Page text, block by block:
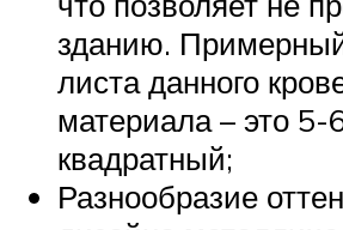
зданию.
листа данного
материала – это 5-
квадратный;
Разнообразие